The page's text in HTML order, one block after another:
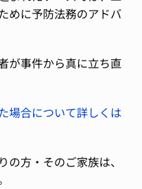
めに予防法務のアドバ
が事件から真に立ち直
場合について詳しくは
方・そのご家族は、